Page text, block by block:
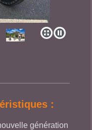
:
génération